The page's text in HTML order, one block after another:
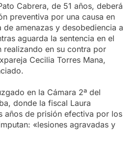
Cabrera, de 51 años, deberá
preventiva por una causa en
de amenazas y desobediencia a
aguarda la sentencia en el
realizando en su contra por
Cecilia Torres Mana,
en la Cámara 2ª del
donde la fiscal Laura
años de prisión efectiva por los
«lesiones agravadas y